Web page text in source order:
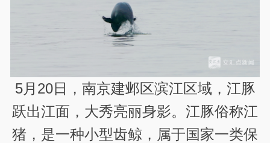
5月20日，南京建邺区滨江区域，江豚
跃出江面，大秀亮丽身影。江豚俗称江
猪，是一种小型齿鲸，属于国家一类保